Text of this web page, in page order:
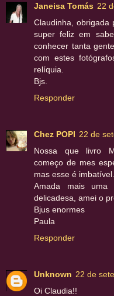
Janeisa Tomás 22
Claudinha, obrigada
super feliz em
conhecer tanta
com estes
relíquia.
Bjs.
Responder
Chez POPI 22 de
Nossa que livro
começo de mes
mas esse é imbatível.
Amada mais uma
delicadesa, amei o
Bjus enormes
Paula
Responder
Unknown 22 de
Oi Claudia!!